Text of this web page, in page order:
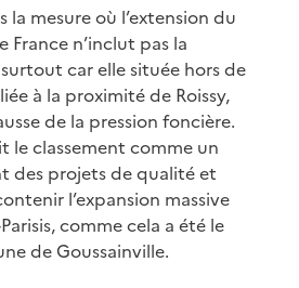
la mesure où l’extension du
France n’inclut pas la
car elle située hors de
à la proximité de Roissy,
de la pression foncière.
le classement comme un
des projets de qualité et
l’expansion massive
comme cela a été le
de Goussainville.